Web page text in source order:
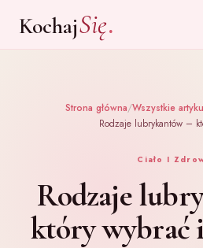
KochajSię.
Strona główna/Wszystkie
Rodzaje lubrykantów –
Ciało I
Rodzaje
który wybrać i